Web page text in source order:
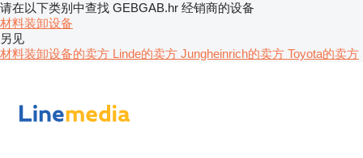
请在以下类别中查找 GEBGAB.hr 经销商的设备
材料装卸设备
另见
材料装卸设备的卖方 Linde的卖方 Jungheinrich的卖方 Toyota的卖方